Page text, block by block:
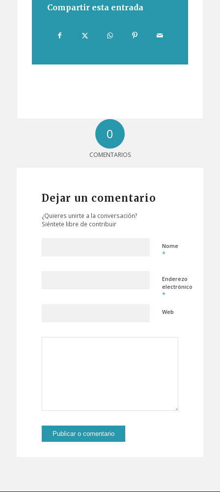
Compartir esta entrada
0
COMENTARIOS
Dejar un comentario
¿Quieres unirte a la conversación?
Siéntete libre de contribuir
Nome
*
Enderezo
electrónico
*
Web